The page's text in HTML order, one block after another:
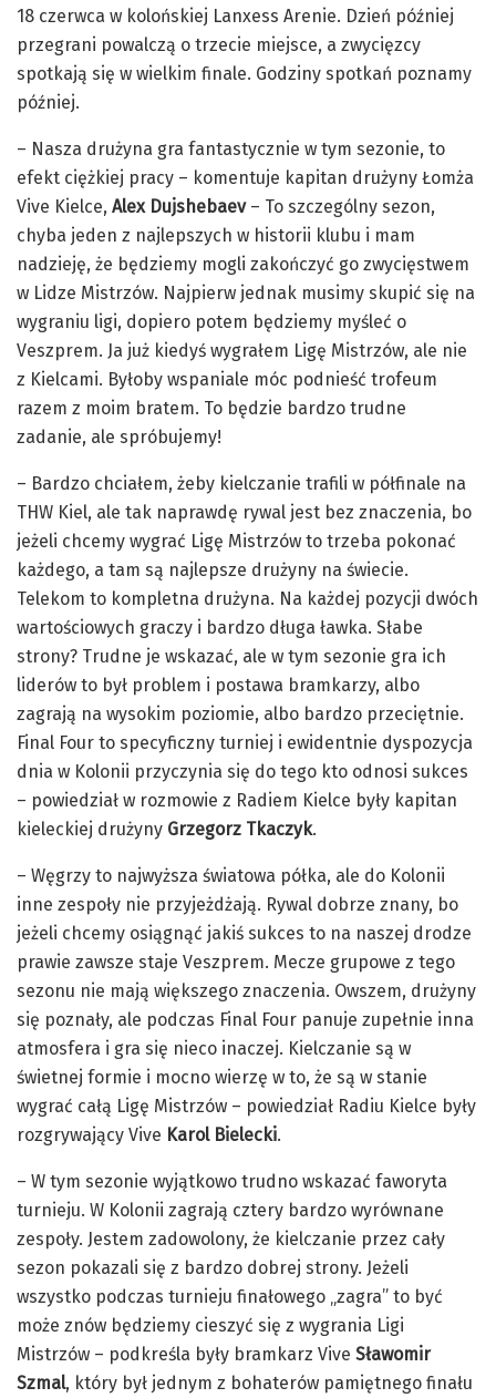
18 czerwca w kolońskiej Lanxess Arenie. Dzień później
przegrani powalczą o trzecie miejsce, a zwycięzcy
spotkają się w wielkim finale. Godziny spotkań poznamy
później.
– Nasza drużyna gra fantastycznie w tym sezonie, to
efekt ciężkiej pracy – komentuje kapitan drużyny Łomża
Vive Kielce, Alex Dujshebaev– To szczególny sezon,
chyba jeden z najlepszych w historii klubu i mam
nadzieję, że będziemy mogli zakończyć go zwycięstwem
w Lidze Mistrzów. Najpierw jednak musimy skupić się na
wygraniu ligi, dopiero potem będziemy myśleć o
Veszprem. Ja już kiedyś wygrałem Ligę Mistrzów, ale nie
z Kielcami. Byłoby wspaniale móc podnieść trofeum
razem z moim bratem. To będzie bardzo trudne
zadanie, ale spróbujemy!
– Bardzo chciałem, żeby kielczanie trafili w półfinale na
THW Kiel, ale tak naprawdę rywal jest bez znaczenia, bo
jeżeli chcemy wygrać Ligę Mistrzów to trzeba pokonać
każdego, a tam są najlepsze drużyny na świecie.
Telekom to kompletna drużyna. Na każdej pozycji dwóch
wartościowych graczy i bardzo długa ławka. Słabe
strony? Trudne je wskazać, ale w tym sezonie gra ich
liderów to był problem i postawa bramkarzy, albo
zagrają na wysokim poziomie, albo bardzo przeciętnie.
Final Four to specyficzny turniej i ewidentnie dyspozycja
dnia w Kolonii przyczynia się do tego kto odnosi sukces
– powiedział w rozmowie z Radiem Kielce były kapitan
kieleckiej drużyny Grzegorz Tkaczyk.
– Węgrzy to najwyższa światowa półka, ale do Kolonii
inne zespoły nie przyjeżdżają. Rywal dobrze znany, bo
jeżeli chcemy osiągnąć jakiś sukces to na naszej drodze
prawie zawsze staje Veszprem. Mecze grupowe z tego
sezonu nie mają większego znaczenia. Owszem, drużyny
się poznały, ale podczas Final Four panuje zupełnie inna
atmosfera i gra się nieco inaczej. Kielczanie są w
świetnej formie i mocno wierzę w to, że są w stanie
wygrać całą Ligę Mistrzów – powiedział Radiu Kielce były
rozgrywający Vive Karol Bielecki.
– W tym sezonie wyjątkowo trudno wskazać faworyta
turnieju. W Kolonii zagrają cztery bardzo wyrównane
zespoły. Jestem zadowolony, że kielczanie przez cały
sezon pokazali się z bardzo dobrej strony. Jeżeli
wszystko podczas turnieju finałowego „zagra” to być
może znów będziemy cieszyć się z wygrania Ligi
Mistrzów – podkreśla były bramkarz Vive Sławomir
Szmal, który był jednym z bohaterów pamiętnego finału